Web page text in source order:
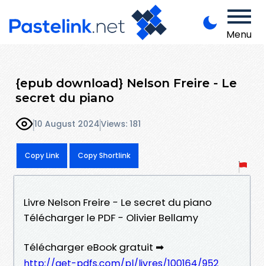
Menu
{epub download} Nelson Freire - Le
secret du piano
10 August 2024Views: 181
Copy Link Copy Shortlink
Livre Nelson Freire - Le secret du piano
Télécharger le PDF - Olivier Bellamy
Télécharger eBook gratuit ➡